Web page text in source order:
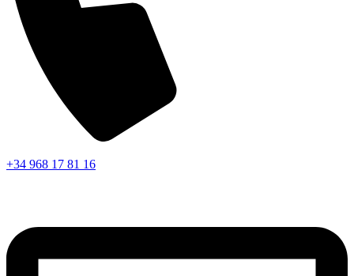
+34 968 17 81 16